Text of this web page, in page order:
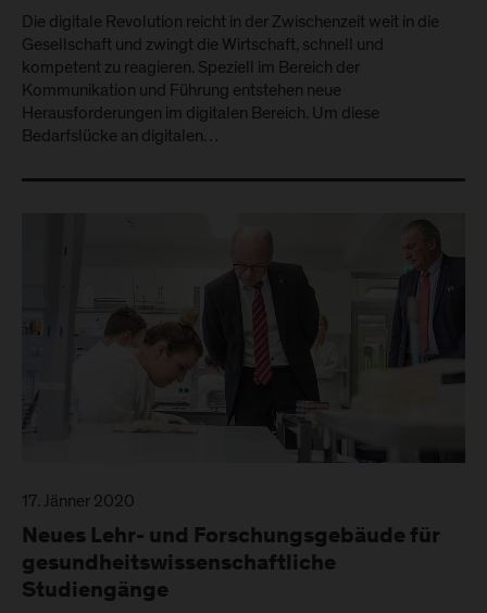
Die digitale Revolution reicht in der Zwischenzeit weit in die
Gesellschaft und zwingt die Wirtschaft, schnell und
kompetent zu reagieren. Speziell im Bereich der
Kommunikation und Führung entstehen neue
Herausforderungen im digitalen Bereich. Um diese
Bedarfslücke an digitalen…
17. Jänner 2020
Neues Lehr- und Forschungsgebäude für
gesundheitswissenschaftliche
Studiengänge